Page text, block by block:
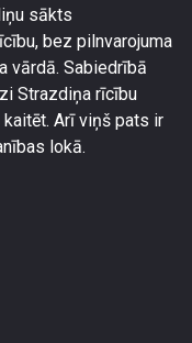
sākts
bez pilnvarojuma
vārdā. Sabiedrībā
Strazdiņa rīcību
Arī viņš pats ir
lokā.